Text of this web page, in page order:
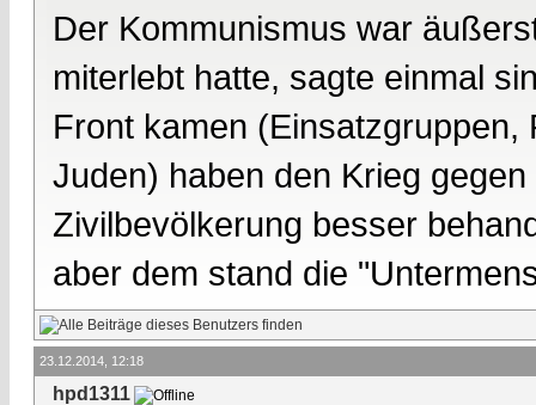
Der Kommunismus war
miterlebt hatte, sagte einmal
Front kamen
Juden) haben den Krieg
Zivilbevölkerung besser
aber dem stand die
23.12.2014, 12:18
hpd1311